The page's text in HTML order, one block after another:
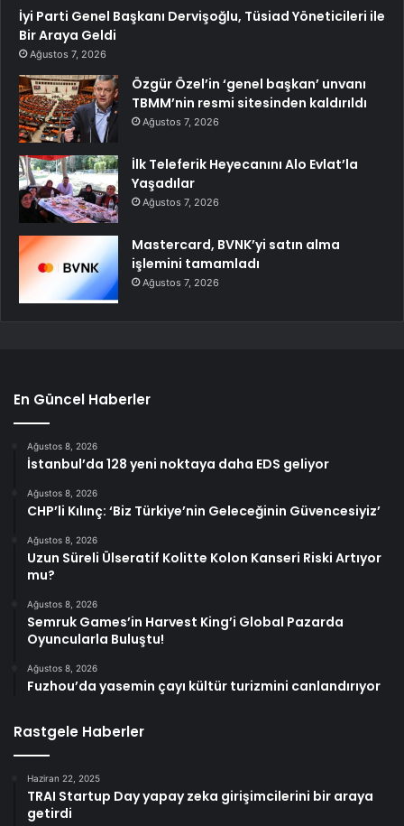
İyi Parti Genel Başkanı Dervişoğlu, Tüsiad Yöneticileri ile
Bir Araya Geldi
Ağustos 7, 2026
Özgür Özel’in ‘genel başkan’ unvanı
TBMM’nin resmi sitesinden kaldırıldı
Ağustos 7, 2026
İlk Teleferik Heyecanını Alo Evlat’la
Yaşadılar
Ağustos 7, 2026
Mastercard, BVNK’yi satın alma
işlemini tamamladı
Ağustos 7, 2026
En Güncel Haberler
Ağustos 8, 2026
İstanbul’da 128 yeni noktaya daha EDS geliyor
Ağustos 8, 2026
CHP’li Kılınç: ‘Biz Türkiye’nin Geleceğinin Güvencesiyiz’
Ağustos 8, 2026
Uzun Süreli Ülseratif Kolitte Kolon Kanseri Riski Artıyor
mu?
Ağustos 8, 2026
Semruk Games’in Harvest King’i Global Pazarda
Oyuncularla Buluştu!
Ağustos 8, 2026
Fuzhou’da yasemin çayı kültür turizmini canlandırıyor
Rastgele Haberler
Haziran 22, 2025
TRAI Startup Day yapay zeka girişimcilerini bir araya
getirdi